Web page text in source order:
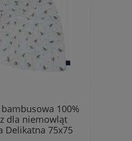
100%
dla niemowląt
Delikatna 75x75